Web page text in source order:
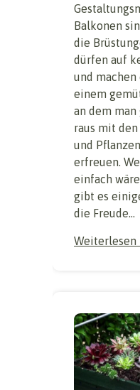
Balkonen
die
dürfen auf
und
einem
an dem
raus mit
und
erfreuen.
einfach
gibt es
die Freude...